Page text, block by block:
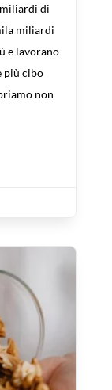
di
miliardi
e lavorano
più cibo
non